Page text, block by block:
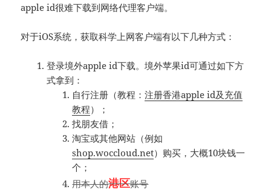
apple id很难下载到网络代理客户端。
对于iOS系统，获取科学上网客户端有以下几种方式：
登录境外apple id下载。境外苹果id可通过如下方
式拿到：
自行注册（教程：注册香港apple id及充值
教程）；
找朋友借；
淘宝或其他网站（例如
shop.woccloud.net）购买，大概10块钱一
个；
用本人的港区账号